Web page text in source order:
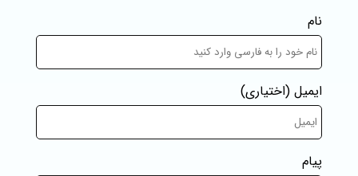
نام
ایمیل (اختیاری)
پیام